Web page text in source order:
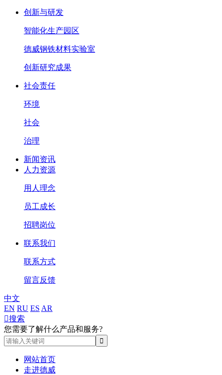
创新与研发
智能化生产园区
德威钢铁材料实验室
创新研究成果
社会责任
环境
社会
治理
新闻资讯
人力资源
用人理念
员工成长
招聘岗位
联系我们
联系方式
留言反馈
中文
EN RU ES AR
搜索
您需要了解什么产品和服务?
网站首页
走进德威